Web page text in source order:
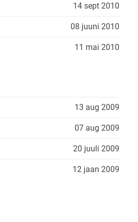
14 sept 2010
08 juuni 2010
11 mai 2010
13 aug 2009
07 aug 2009
20 juuli 2009
12 jaan 2009